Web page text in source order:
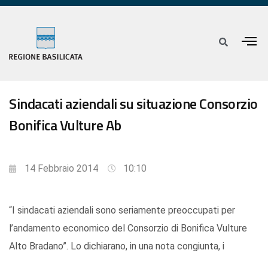
Sindacati aziendali su situazione Consorzio
Bonifica Vulture Ab
14 Febbraio 2014 10:10
“I sindacati aziendali sono seriamente preoccupati per
l’andamento economico del Consorzio di Bonifica Vulture
Alto Bradano”. Lo dichiarano, in una nota congiunta, i